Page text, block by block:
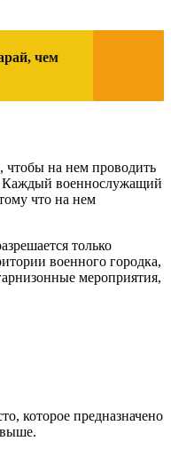
чем
чтобы на нем проводить
Каждый военнослужащий
что на нем
только
военного городка,
мероприятия,
которое предназначено